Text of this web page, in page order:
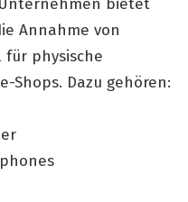
bietet
Annahme von
physische
Shops. Dazu gehören: